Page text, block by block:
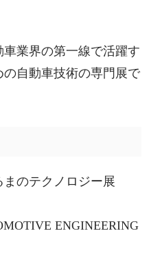
車業界の第一線で活躍す
自動車技術の専門展で
のテクノロジー展
ENGINEERING